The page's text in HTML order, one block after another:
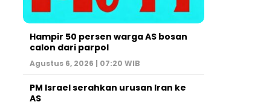
Hampir 50 persen warga AS bosan
calon dari parpol
Agustus 6, 2026 | 07:20 WIB
PM Israel serahkan urusan Iran ke
AS